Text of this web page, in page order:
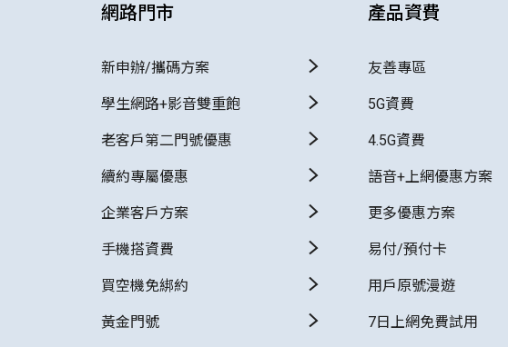
網路門市
新申辦/攜碼方案
學生網路+影音雙重飽
老客戶第二門號優惠
續約專屬優惠
企業客戶方案
手機搭資費
買空機免綁約
黃金門號
產品資費
友善專區
5G資費
4.5G資費
語音+上網優惠方案
更多優惠方案
易付/預付卡
用戶原號漫遊
7日上網免費試用